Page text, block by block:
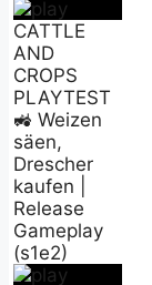
CATTLE
AND
CROPS
PLAYTEST
🚜 Weizen
säen,
Drescher
kaufen |
Release
Gameplay
(s1e2)